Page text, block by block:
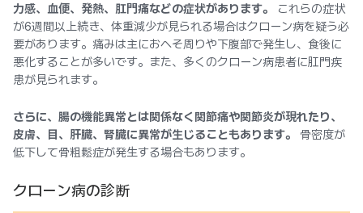
力感、血便、発熱、肛門痛などの症状があります。
これらの症状
が6週間以上続き、体重減少が見られる場合はクローン病を疑う必
要があります。痛みは主におへそ周りや下腹部で発生し、食後に
悪化することが多いです。また、多くのクローン病患者に肛門疾
患が見られます。
さらに、腸の機能異常とは関係なく関節痛や関節炎が現れたり、
皮膚、目、肝臓、腎臓に異常が生じることもあります。
骨密度が
低下して骨粗鬆症が発生する場合もあります。
クローン病の診断